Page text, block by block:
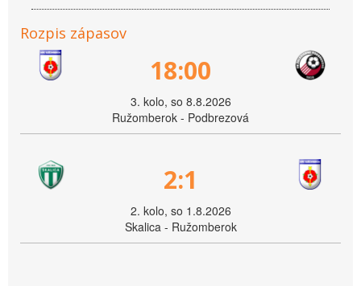
Rozpis zápasov
18:00
3. kolo, so 8.8.2026
Ružomberok - Podbrezová
2:1
2. kolo, so 1.8.2026
Skalica - Ružomberok